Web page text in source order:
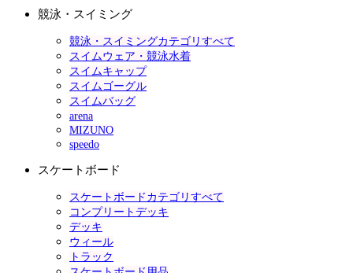
競泳・スイミング
競泳・スイミングカテゴリすべて
スイムウェア・競泳水着
スイムキャップ
スイムゴーグル
スイムバッグ
arena
MIZUNO
speedo
スケートボード
スケートボードカテゴリすべて
コンプリートデッキ
デッキ
ウィール
トラック